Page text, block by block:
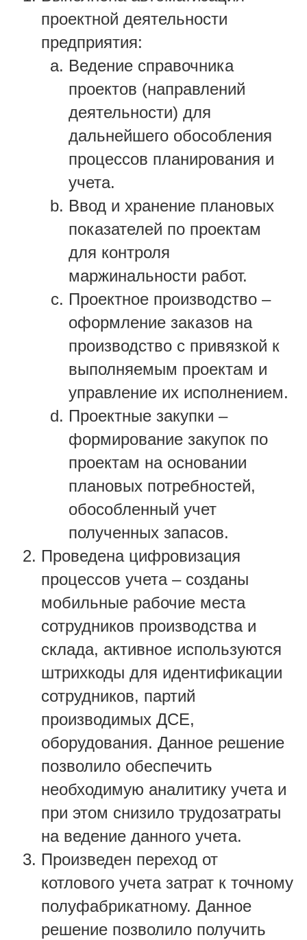
проектной деятельности
предприятия:
Ведение справочника
проектов (направлений
деятельности) для
дальнейшего обособления
процессов планирования и
учета.
Ввод и хранение плановых
показателей по проектам
для контроля
маржинальности работ.
Проектное производство –
оформление заказов на
производство с привязкой к
выполняемым проектам и
управление их исполнением.
Проектные закупки –
формирование закупок по
проектам на основании
плановых потребностей,
обособленный учет
полученных запасов.
Проведена цифровизация
процессов учета – созданы
мобильные рабочие места
сотрудников производства и
склада, активное используются
штрихкоды для идентификации
сотрудников, партий
производимых ДСЕ,
оборудования. Данное решение
позволило обеспечить
необходимую аналитику учета и
при этом снизило трудозатраты
на ведение данного учета.
Произведен переход от
котлового учета затрат к точному
полуфабрикатному. Данное
решение позволило получить